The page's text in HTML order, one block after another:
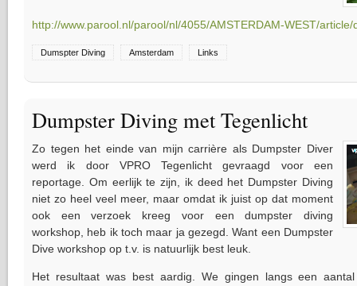
http://www.parool.nl/parool/nl/4055/AMSTERDAM-WEST/
Dumspter Diving Amsterdam Links
Dumpster Diving met Tegenlicht
Zo tegen het einde van mijn carrière als Dumpster Diver
werd ik door VPRO Tegenlicht gevraagd voor een
reportage. Om eerlijk te zijn, ik deed het Dumpster Diving
niet zo heel veel meer, maar omdat ik juist op dat moment
ook een verzoek kreeg voor een dumpster diving
workshop, heb ik toch maar ja gezegd. Want een Dumpster
Dive workshop op t.v. is natuurlijk best leuk.
Het resultaat was best aardig. We gingen langs een